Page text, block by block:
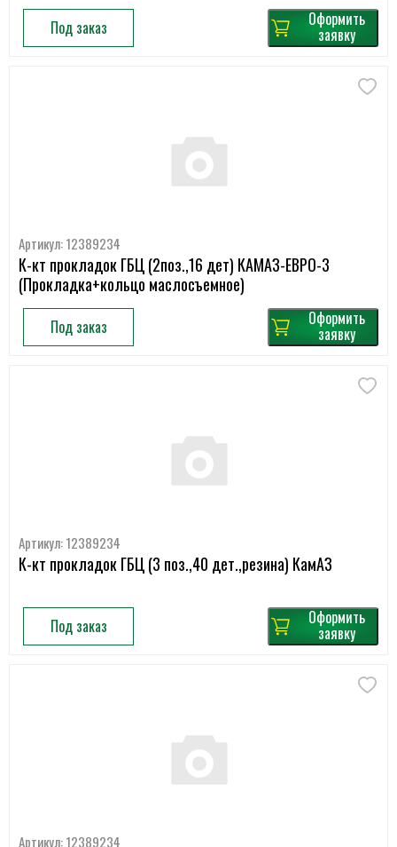
Под заказ Оформить
заявку
Артикул: 12389234
К-кт прокладок ГБЦ (2поз.,16 дет) КАМАЗ-ЕВРО-3
(Прокладка+кольцо маслосъемное)
Под заказ Оформить
заявку
Артикул: 12389234
К-кт прокладок ГБЦ (3 поз.,40 дет.,резина) КамАЗ
Под заказ Оформить
заявку
Артикул: 12389234